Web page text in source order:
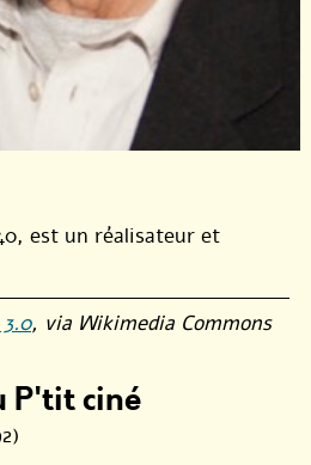
est un réalisateur et
, via Wikimedia Commons
P'tit ciné